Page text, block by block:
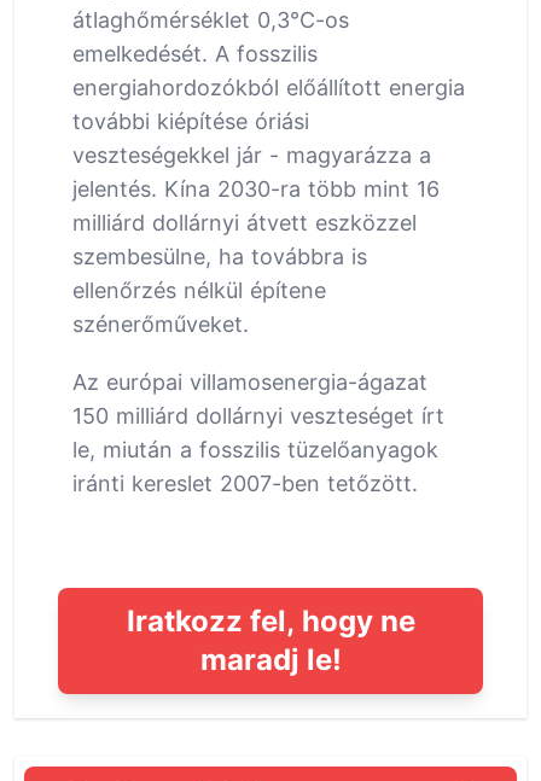
átlaghőmérséklet 0,3°C-os
emelkedését. A fosszilis
energiahordozókból előállított energia
további kiépítése óriási
veszteségekkel jár - magyarázza a
jelentés. Kína 2030-ra több mint 16
milliárd dollárnyi átvett eszközzel
szembesülne, ha továbbra is
ellenőrzés nélkül építene
szénerőműveket.
Az európai villamosenergia-ágazat
150 milliárd dollárnyi veszteséget írt
le, miután a fosszilis tüzelőanyagok
iránti kereslet 2007-ben tetőzött.
Iratkozz fel, hogy ne
maradj le!